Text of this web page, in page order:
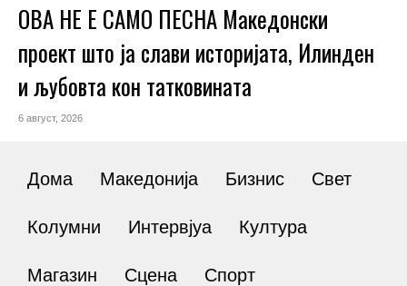
ОВА НЕ Е САМО ПЕСНА Македонски
проект што ја слави историјата, Илинден
и љубовта кон татковината
6 август, 2026
Дома Македонија Бизнис Свет
Колумни Интервјуа Култура
Магазин Сцена Спорт